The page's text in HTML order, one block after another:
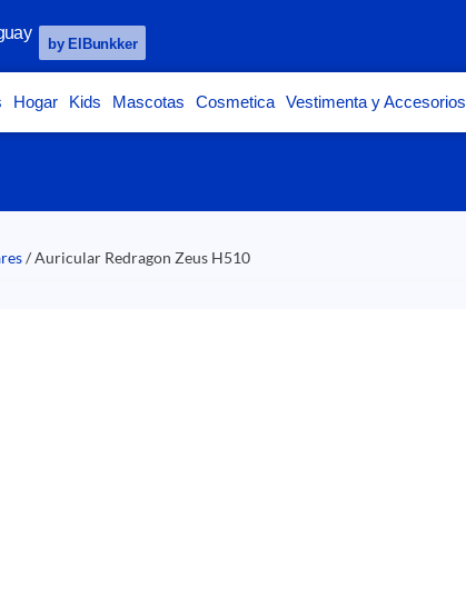
by ElBunkker
Hogar Kids Mascotas Cosmetica Vestimenta y Accesorios
/ Auricular Redragon Zeus H510